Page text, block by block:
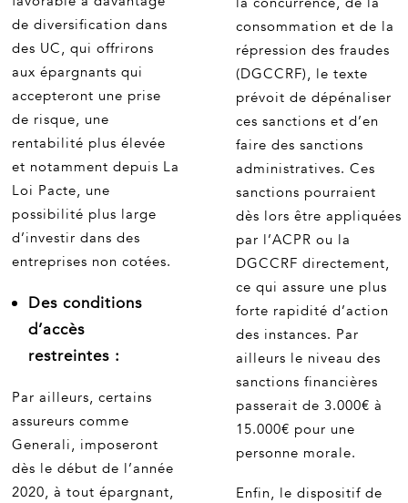
de diversification dans
des UC, qui offrirons
aux épargnants qui
accepteront une prise
de risque, une
rentabilité plus élevée
et notamment depuis La
Loi Pacte, une
possibilité plus large
d’investir dans des
entreprises non cotées.
Des conditions
d’accès
restreintes :
Par ailleurs, certains
assureurs comme
Generali, imposeront
dès le début de l’année
2020, à tout épargnant,
consommation et de la
répression des fraudes
(DGCCRF), le texte
prévoit de dépénaliser
ces sanctions et d’en
faire des sanctions
administratives. Ces
sanctions pourraient
dès lors être appliquées
par l’ACPR ou la
DGCCRF directement,
ce qui assure une plus
forte rapidité d’action
des instances. Par
ailleurs le niveau des
sanctions financières
passerait de 3.000€ à
15.000€ pour une
personne morale.
Enfin, le dispositif de